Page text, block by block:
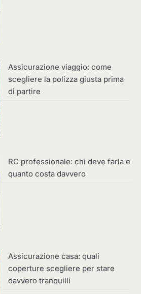
Assicurazione viaggio: come
scegliere la polizza giusta prima
di partire
RC professionale: chi deve farla e
quanto costa davvero
Assicurazione casa: quali
coperture scegliere per stare
davvero tranquilli